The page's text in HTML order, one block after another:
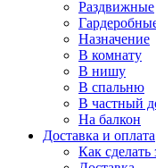
Раздвижные
Назначение
В комнату
В нишу
В спальню
В частный
На балкон
Доставка и оплата
Как сделать